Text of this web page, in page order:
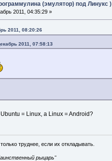
(эмулятор) под Линукс )
2011, 04:35:29 »
2011, 08:20:26
2011, 07:58:13
= Linux, а Linux = Android?
труднее, если их откладывать.
рыцарь"